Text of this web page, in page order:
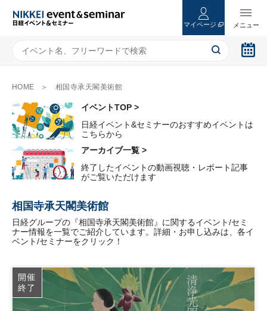
マイページ
HOME 相国寺承天閣美術館
イベントTOP >
日経イベント&セミナーのおすすめイベントは
こちらから
アーカイブ一覧 >
終了したイベントの動画視聴・レポート記事
がご覧いただけます
相国寺承天閣美術館
日経グループの『相国寺承天閣美術館』に関するイベント/セミ
ナー情報を一覧でご紹介しています。詳細・お申し込みは、各イ
ベント/セミナーをクリック！
開催
終了